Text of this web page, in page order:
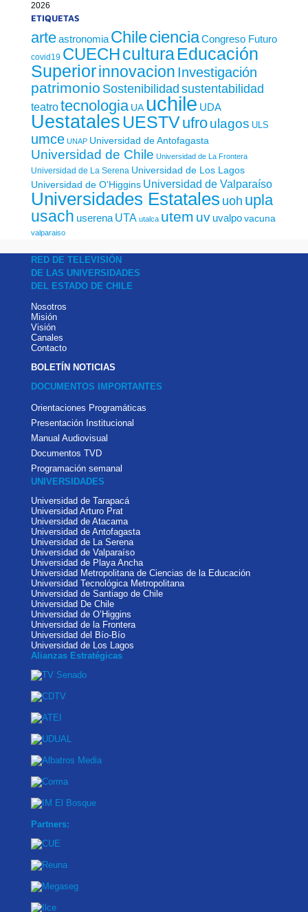
2026
ETIQUETAS
arteastronomia Chileciencia Congreso Futuro
covid19 CUECHculturaEducación
Superiorinnovacion Investigación
patrimonio Sostenibilidad sustentabilidad
teatrotecnologia UA uchile UDA
Uestatales UESTVufroulagos ULS
umce UNAP Universidad de Antofagasta
Universidad de Chile Universidad de La Frontera
Universidad de La Serena Universidad de Los Lagos
Universidad de O'Higgins Universidad de Valparaíso
Universidades Estatales uoh upla
usach userena UTA utalca utem uv uvalpo vacuna
valparaiso
RED DE TELEVISIÓN
DE LAS UNIVERSIDADES
DEL ESTADO DE CHILE
Nosotros
Misión
Visión
Canales
Contacto
BOLETÍN NOTICIAS
DOCUMENTOS IMPORTANTES
Orientaciones Programáticas
Presentación Institucional
Manual Audiovisual
Documentos TVD
Programación semanal
UNIVERSIDADES
Universidad de Tarapacá
Universidad Arturo Prat
Universidad de Atacama
Universidad de Antofagasta
Universidad de La Serena
Universidad de Valparaíso
Universidad de Playa Ancha
Universidad Metropolitana de Ciencias de la Educación
Universidad Tecnológica Metropolitana
Universidad de Santiago de Chile
Universidad De Chile
Universidad de O’Higgins
Universidad de la Frontera
Universidad del Bío-Bío
Universidad de Los Lagos
Alianzas Estratégicas
Partners: